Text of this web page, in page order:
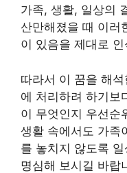
가족, 생활, 일상의
산만해졌을 때 이러
이 있음을 제대로
따라서 이 꿈을 해
에 처리하려 하기보
이 무엇인지 우선순
생활 속에서도 가족
를 놓치지 않도록
명심해 보시길 바랍